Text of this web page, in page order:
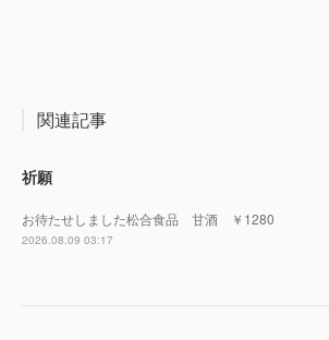
関連記事
祈願
お待たせしました松合食品 甘酒 ￥1280
2026.08.09 03:17